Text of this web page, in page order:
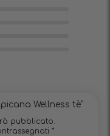
Wellness tè”
pubblicato.
*